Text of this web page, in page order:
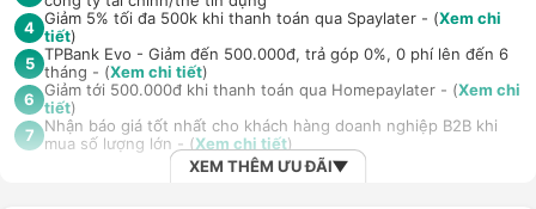
4 Giảm 5% tối đa 500k khi thanh toán qua Spaylater - (Xem chi
tiết)
5 TPBank Evo - Giảm đến 500.000đ, trả góp 0%, 0 phí lên đến 6
tháng - (Xem chi tiết)
6 Giảm tới 500.000đ khi thanh toán qua Homepaylater - (Xem chi
tiết)
7
Nhận báo giá tốt nhất cho khách hàng doanh nghiệp B2B khi
mua số lượng lớn - (Xem chi tiết)
XEM THÊM ƯU ĐÃI